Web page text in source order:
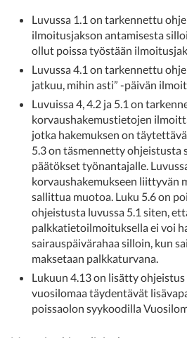
Luvussa 1.1 on tarkennettu
ilmoitusjakson antamisesta
ollut poissa työstään
Luvussa 4.1 on tarkennettu
jatkuu, mihin asti” -päivän
Luvuissa 4, 4.2 ja 5.1 on
korvaushakemustietojen
jotka hakemuksen on
5.3 on täsmennetty ohjeistusta
päätökset työnantajalle.
korvaushakemukseen liittyvän
sallittua muotoa. Luku 5.6 on
ohjeistusta luvussa 5.1 siten,
palkkatietoilmoituksella ei voi
sairauspäivärahaa silloin, kun
maksetaan palkkaturvana.
Lukuun 4.13 on lisätty
vuosilomaa täydentävät
poissaolon syykoodilla